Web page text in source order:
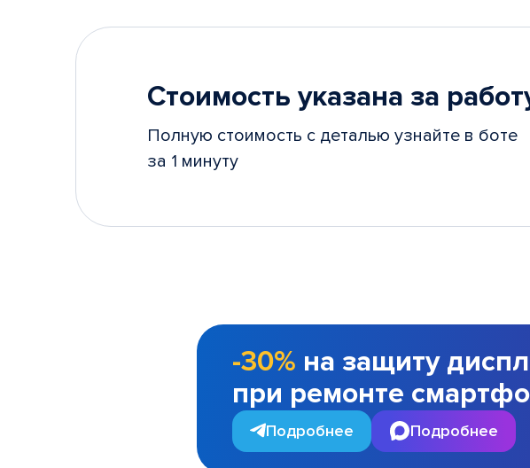
Стоимость указана за
Полную стоимость с деталью узнайте в боте
за 1 минуту
-30% на защиту
при ремонте
Подробнее Подробнее